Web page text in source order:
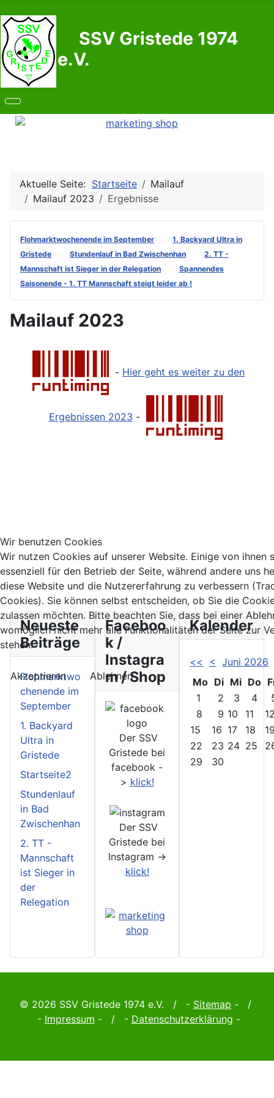
SSV Gristede 1974
e.V.
Aktuelle Seite: Startseite
Mailauf
Mailauf 2023
Ergebnisse
Flohmarktwochenende im September
1. Backyard Ultra in
Gristede
Stundenlauf in Bad Zwischenhan
2. TT -
Mannschaft ist Sieger in der Relegation
Spannendes
Saisonende - 1. TT Mannschaft steigt leider ab !
Mailauf 2023
- Hier geht es weiter zu den
Ergebnissen 2023 -
Neueste
Beiträge
Flohmarktwo
chenende im
September
1. Backyard
Ultra in
Gristede
Startseite2
Stundenlauf
in Bad
Zwischenhan
2. TT -
Mannschaft
ist Sieger in
der
Relegation
Faceboo
k /
Instagra
m / Shop
Der SSV
Gristede bei
facebook -
> klick!
Der SSV
Gristede bei
Instagram ->
klick!
Kalender
<< <
Juni 2026
Mo Di Mi Do
1
2 3 4
8
9 10 11
15
16 17 18
22
23 24 25
29
30
© 2026 SSV Gristede 1974 e.V. / - Sitemap - /
- Impressum - / - Datenschutzerklärung -
Wir benutzen Cookies
Wir nutzen Cookies auf unserer Website. Einige von ihnen
essenziell für den Betrieb der Seite, während andere uns
diese Website und die Nutzererfahrung zu verbessern
Cookies). Sie können selbst entscheiden, ob Sie die
zulassen möchten. Bitte beachten Sie, dass bei einer
womöglich nicht mehr alle Funktionalitäten der Seite zur
stehen.
Akzeptieren Ablehnen